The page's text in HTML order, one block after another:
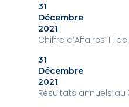
31
Décembre
2021
Chiffre d’Affaires T1
31
Décembre
2021
Résultats annuels au